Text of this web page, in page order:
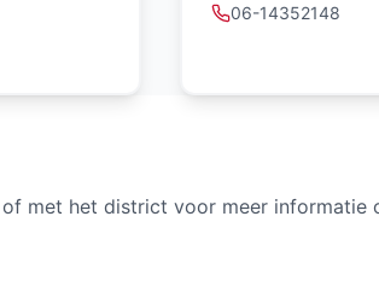
06-14352148
met het district voor meer informatie